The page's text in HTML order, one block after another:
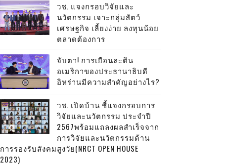
วช. แจงกรอบวิจัยและ
นวัตกรรม เจาะกลุ่มสัตว์
เศรษฐกิจ เลี้ยงง่าย ลงทุนน้อย
ตลาดต้องการ
จับตา! การเยือนละติน
อเมริกาของประธานาธิบดี
อิหร่านมีความสำคัญอย่างไร?
วช. เปิดบ้าน ชี้แจงกรอบการ
วิจัยและนวัตกรรม ประจำปี
2567พร้อมแถลงผลสำเร็จจาก
การวิจัยและนวัตกรรมด้าน
การรองรับสังคมสูงวัย(NRCT OPEN HOUSE
2023)